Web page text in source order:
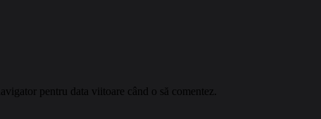
pentru data viitoare când o să comentez.